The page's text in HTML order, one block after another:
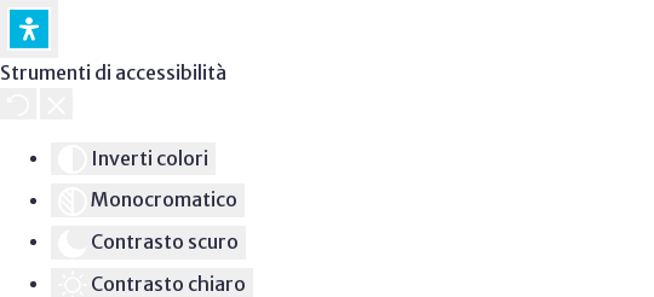
Strumenti di accessibilità
Inverti colori
Monocromatico
Contrasto scuro
Contrasto chiaro